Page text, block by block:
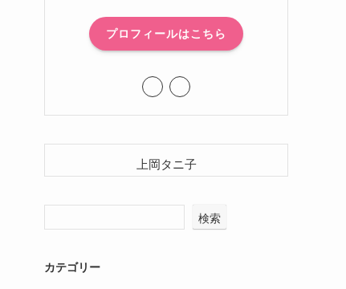
プロフィールはこちら
上岡タニ子
検索
カテゴリー